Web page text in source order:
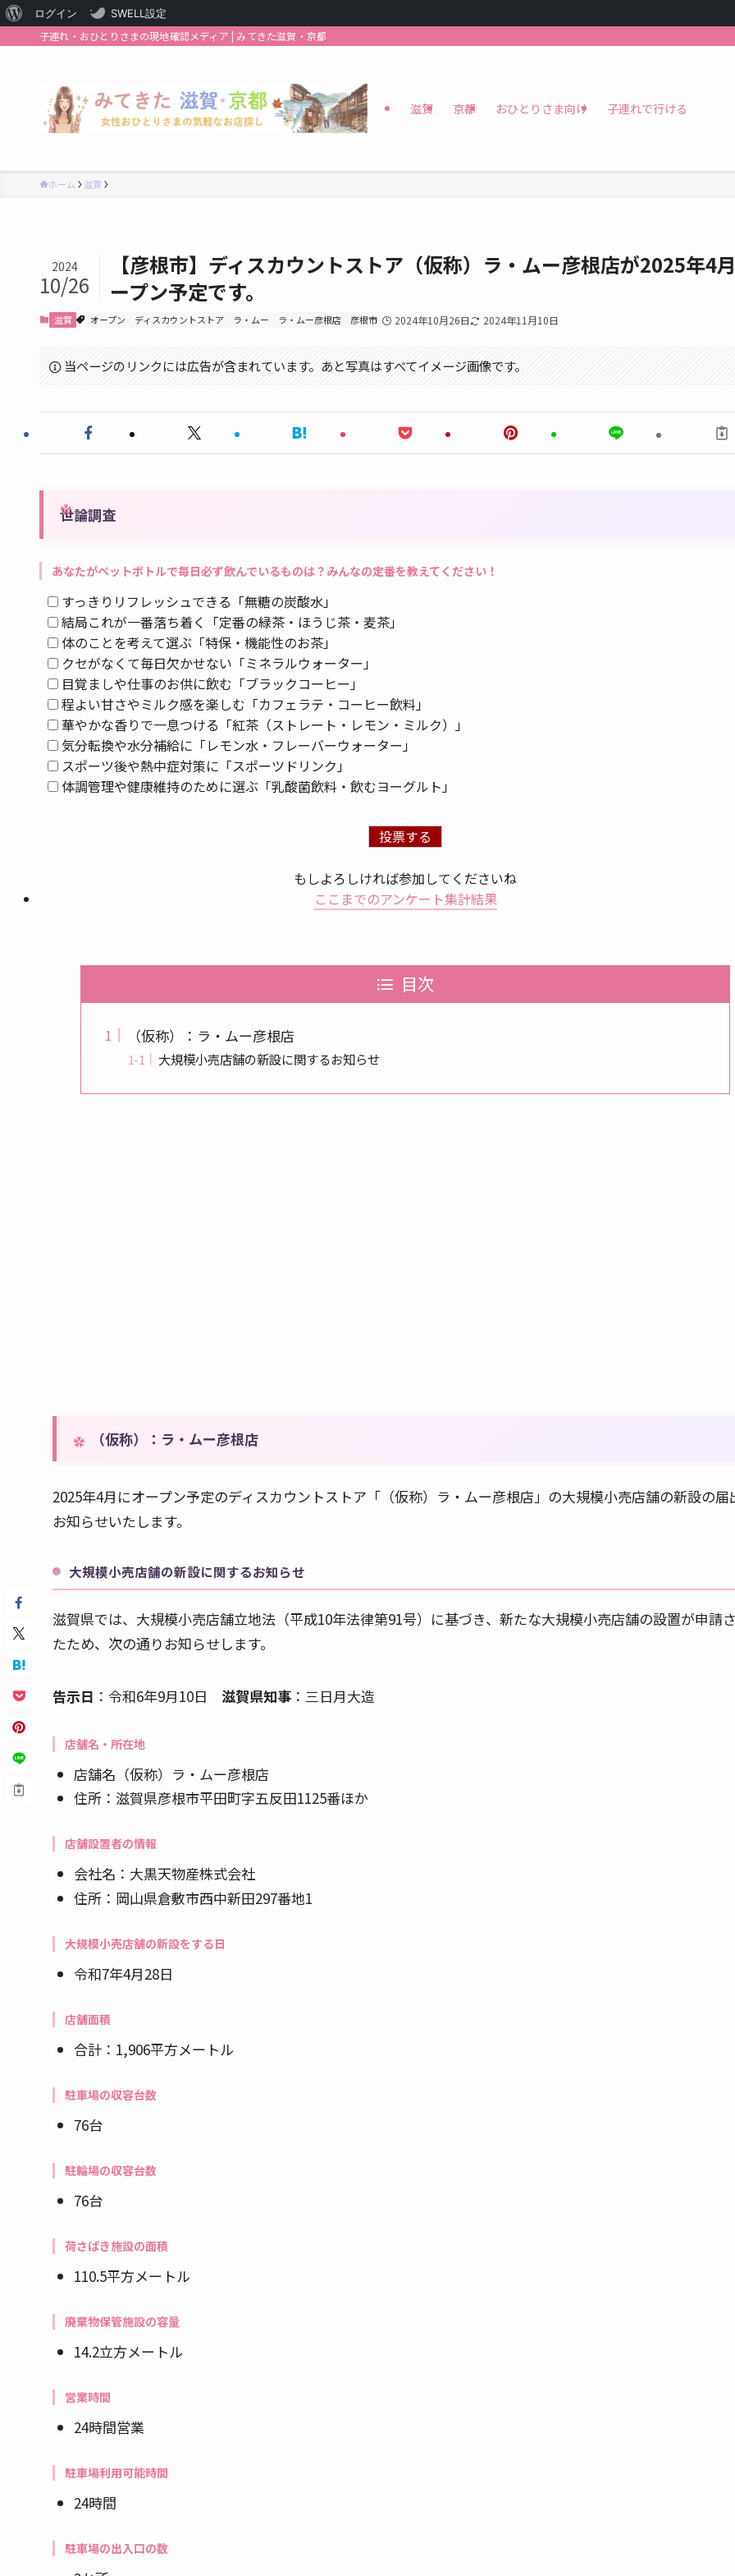
WordPress
ログイン SWELL設定
子連れ・おひとりさまの現地確認メディア | みてきた滋賀・京都
滋賀 京都 おひとりさま向け 子連れで行ける
ホーム 滋賀
【彦根市】ディスカウントストア（仮称）ラ・ムー彦根店が2025年4
ープン予定です。
2024
10/26
滋賀 オープン ディスカウントストア ラ・ムー ラ・ムー彦根店 彦根市 2024年10月26日 2024年11月10日
当ページのリンクには広告が含まれています。あと写真はすべてイメージ画像です。
世論調査
あなたがペットボトルで毎日必ず飲んでいるものは？みんなの定番を教えてください！
すっきりリフレッシュできる「無糖の炭酸水」
結局これが一番落ち着く「定番の緑茶・ほうじ茶・麦茶」
体のことを考えて選ぶ「特保・機能性のお茶」
クセがなくて毎日欠かせない「ミネラルウォーター」
目覚ましや仕事のお供に飲む「ブラックコーヒー」
程よい甘さやミルク感を楽しむ「カフェラテ・コーヒー飲料」
華やかな香りで一息つける「紅茶（ストレート・レモン・ミルク）」
気分転換や水分補給に「レモン水・フレーバーウォーター」
スポーツ後や熱中症対策に「スポーツドリンク」
体調管理や健康維持のために選ぶ「乳酸菌飲料・飲むヨーグルト」
もしよろしければ参加してくださいね
ここまでのアンケート集計結果
目次
（仮称）：ラ・ムー彦根店
大規模小売店舗の新設に関するお知らせ
（仮称）：ラ・ムー彦根店
2025年4月にオープン予定のディスカウントストア「（仮称）ラ・ムー彦根店」の大規模小売店舗の新設の届
お知らせいたします。
大規模小売店舗の新設に関するお知らせ
滋賀県では、大規模小売店舗立地法（平成10年法律第91号）に基づき、新たな大規模小売店舗の設置が申請
たため、次の通りお知らせします。
告示日 ：令和6年9月10日 滋賀県知事 ：三日月大造
店舗名・所在地
店舗名（仮称）ラ・ムー彦根店
住所：滋賀県彦根市平田町字五反田1125番ほか
店舗設置者の情報
会社名：大黒天物産株式会社
住所：岡山県倉敷市西中新田297番地1
大規模小売店舗の新設をする日
令和7年4月28日
店舗面積
合計：1,906平方メートル
駐車場の収容台数
76台
駐輪場の収容台数
76台
荷さばき施設の面積
110.5平方メートル
廃棄物保管施設の容量
14.2立方メートル
営業時間
24時間営業
駐車場利用可能時間
24時間
駐車場の出入口の数